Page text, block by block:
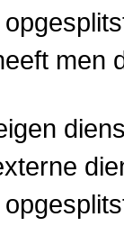
men